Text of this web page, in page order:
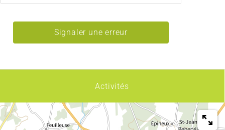
Signaler une erreur
Activités